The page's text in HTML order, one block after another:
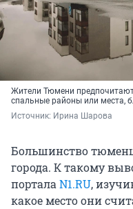
Жители Тюмени
спальные районы или места,
Источник: Ирина Шарова
Большинство
города. К такому
порталаN1.RU,
какое место они